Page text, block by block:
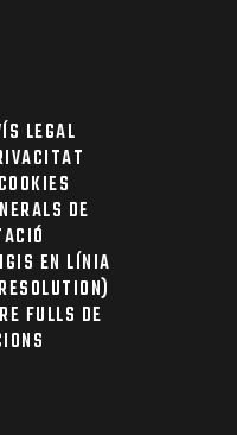
LEGAL
DE
EN LÍNIA
FULLS DE